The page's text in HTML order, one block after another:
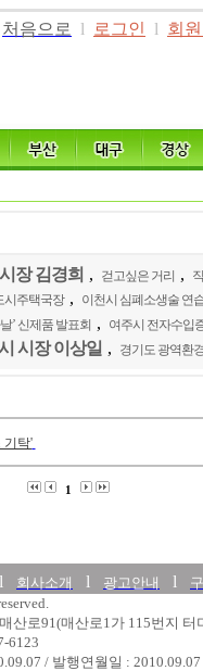
처음으로 l 로그인 l 회
장 김경희 , 걷고싶은 거리 ,
시주택국장 , 이천시 심폐소생술 연
’ 신제품 발표회 , 여주시 전자수입
시장 이상일 , 경기도 광역환
기탁'
1
l 회사소개 l 광고안내 l
산로91(매산로1가 115번지 터
6123
/ 발행연월일 :